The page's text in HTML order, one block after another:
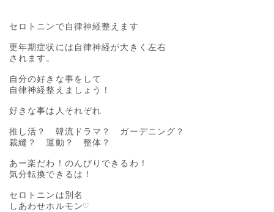
セロトニンで自律神経整えます
更年期症状には自律神経が大きく左右
されます。
自分の好きな事をして
自律神経整えましょう！
好きな事は人それぞれ
推し活？　韓流ドラマ？　ガーデニング？
裁縫？　運動？　整体？
あー楽だわ！のんびりできるわ！
気分転換できるは！
セロトニンは別名
しあわせホルモン♡